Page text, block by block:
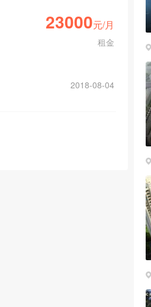
2018-08-04
23000元/月
租金